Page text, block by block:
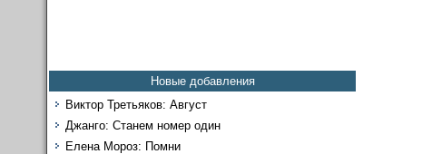
Новые добавления
Виктор Третьяков: Август
Джанго: Станем номер один
Елена Мороз: Помни